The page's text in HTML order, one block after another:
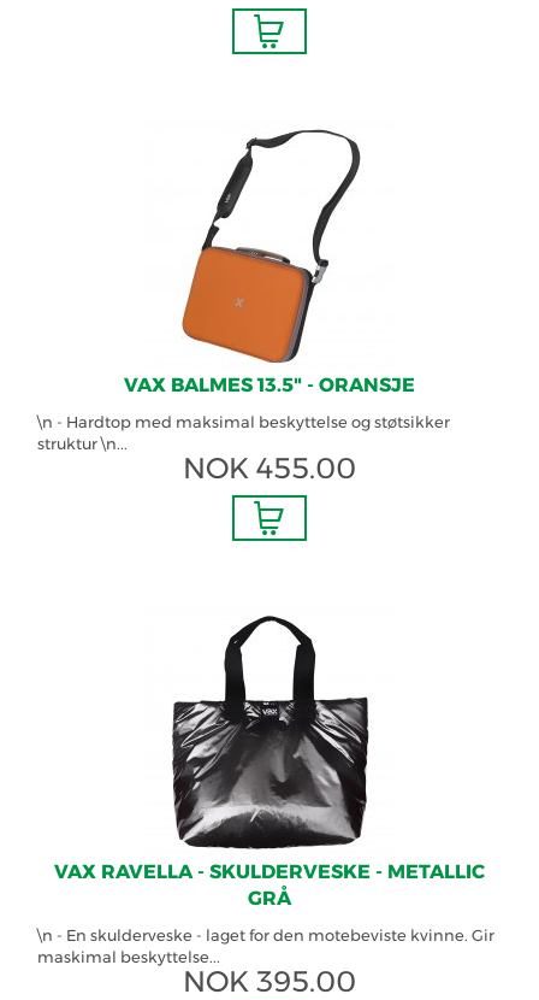
VAX BALMES 13.5" - ORANSJE
\n - Hardtop med maksimal beskyttelse og støtsikker
struktur \n...
NOK 455.00
VAX RAVELLA - SKULDERVESKE - METALLIC
GRÅ
\n - En skulderveske - laget for den motebeviste kvinne. Gir
maskimal beskyttelse...
NOK 395.00